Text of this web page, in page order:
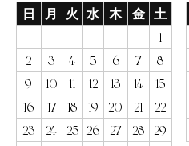
日
月 火 水 木 金
土
1
2
3 4 5 6 7
8
9
10 11 12 13 14
15
16
17 18 19 20 21
22
23
24 25 26 27 28
29